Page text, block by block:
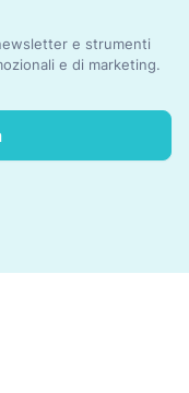
e strumenti
e di marketing.